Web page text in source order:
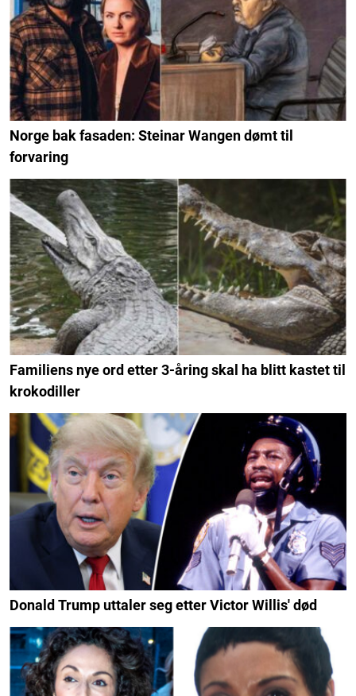
Norge bak fasaden: Steinar Wangen dømt til
forvaring
Familiens nye ord etter 3-åring skal ha blitt kastet til
krokodiller
Donald Trump uttaler seg etter Victor Willis' død